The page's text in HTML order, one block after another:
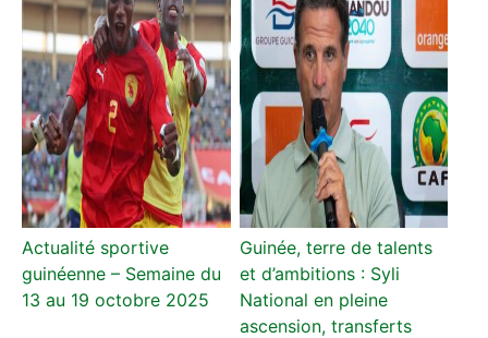
Actualité sportive
guinéenne – Semaine du
13 au 19 octobre 2025
Guinée, terre de talents
et d’ambitions : Syli
National en pleine
ascension, transferts